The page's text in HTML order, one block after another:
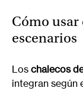
Cómo usar
escenarios
Los chalecos
integran según